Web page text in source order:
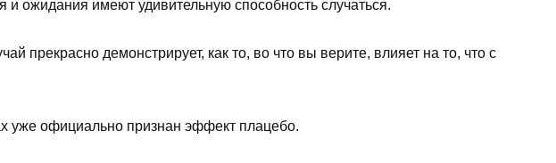
ожидания имеют удивительную способность случаться.
прекрасно демонстрирует, как то, во что вы верите, влияет на то, что с
уже официально признан эффект плацебо.